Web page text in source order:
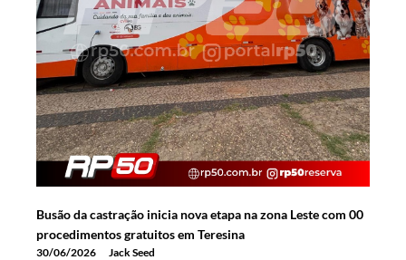
Busão da castração inicia nova etapa na zona Leste com 00
procedimentos gratuitos em Teresina
30/06/2026 Jack Seed